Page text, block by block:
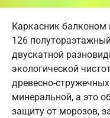
Каркасник балконом
126
двускатной
экологической
древесно-
минеральной, а это
защиту от морозов,